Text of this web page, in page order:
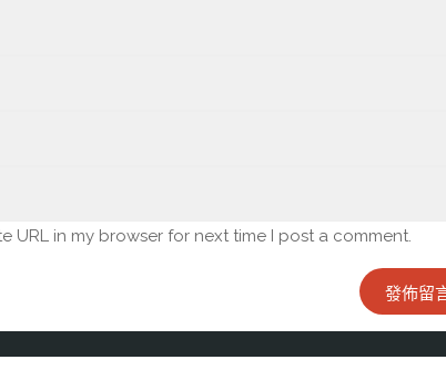
URL in my browser for next time I post a comment.